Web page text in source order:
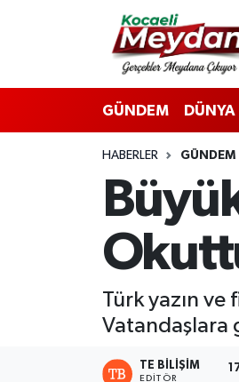
GÜNDEM DÜNYA
HABERLER GÜNDEM
Türk yazın ve
Vatandaşlara
TE BILIŞIM
EDITÖR
Nöbetçi Eczaneler
Hava Durumu
Trafik Durumu
Süper Lig Puan Durumu ve
Tüm Manşetler
Son Dakika Haberleri